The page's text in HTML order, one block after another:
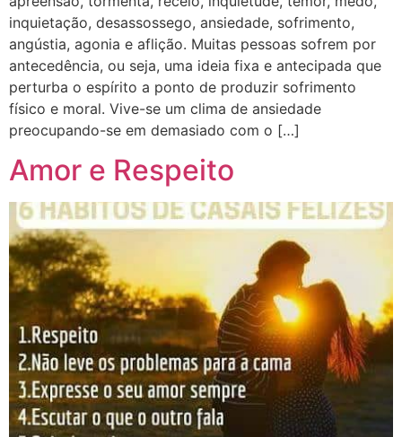
inquietação, desassossego, ansiedade, sofrimento,
angústia, agonia e aflição. Muitas pessoas sofrem por
antecedência, ou seja, uma ideia fixa e antecipada que
perturba o espírito a ponto de produzir sofrimento
físico e moral. Vive-se um clima de ansiedade
preocupando-se em demasiado com o […]
Amor e Respeito